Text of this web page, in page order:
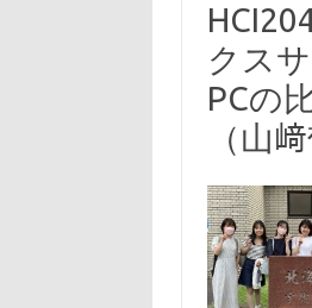
クス
PCの
（山